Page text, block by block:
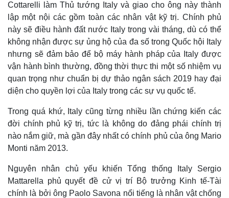
Cottarelli làm Thủ tướng Italy và giao cho ông này thành
lập một nội các gồm toàn các nhân vật kỹ trị. Chính phủ
này sẽ điều hành đất nước Italy trong vài tháng, dù có thể
không nhận được sự ủng hộ của đa số trong Quốc hội Italy
nhưng sẽ đảm bảo để bộ máy hành pháp của Italy được
vận hành bình thường, đồng thời thực thi một số nhiệm vụ
quan trọng như chuẩn bị dự thảo ngân sách 2019 hay đại
diện cho quyền lợi của Italy trong các sự vụ quốc tế.
Trong quá khứ, Italy cũng từng nhiều lần chứng kiến các
đời chính phủ kỹ trị, tức là không do đảng phái chính trị
nào nắm giữ, mà gần đây nhất có chính phủ của ông Mario
Monti năm 2013.
Nguyên nhân chủ yếu khiến Tổng thống Italy Sergio
Mattarella phủ quyết đề cử vị trí Bộ trưởng Kinh tế-Tài
chính là bởi ông Paolo Savona nổi tiếng là nhân vật chống